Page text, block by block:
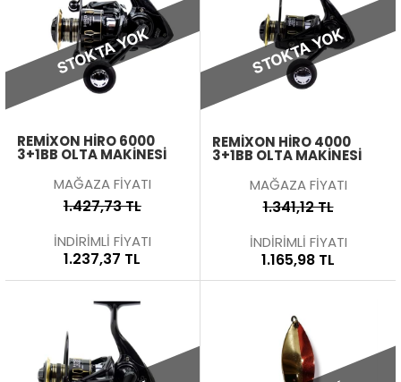
STOKTA YOK
REMIXON HIRO 6000
3+1BB OLTA MAKINESI
MAĞAZA FİYATI
1.427,73 TL
İNDİRİMLİ FİYATI
1.237,37 TL
STOKTA YOK
REMIXON HIRO 4000
3+1BB OLTA MAKINESI
MAĞAZA FİYATI
1.341,12 TL
İNDİRİMLİ FİYATI
1.165,98 TL